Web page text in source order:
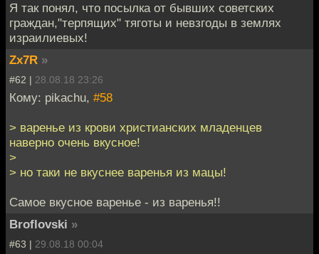
Я так понял, что посылка от бывших советских
граждан,"терпящих" тяготы и невзгоды в землях
израилиевых!
Zx7R »
#62 | 28.08.18 23:26
Кому: pikachu, #58
> варенье из крови христианских младенцев
наверно очень вкусное!
>
> но таки не вкуснее варенья из мацы!
Самое вкусное варенье - из варенья!!
Broflovski »
#63 | 29.08.18 00:04